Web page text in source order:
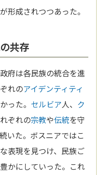
形成されつつあった。
共存
府は各民族の統合を進
れのアイデンティティ
った。 セルビア人、 ク
ぞれの宗教や伝統を守
いた。ボスニアではこ
表現を見つけ、民族ご
かにしていった。これ